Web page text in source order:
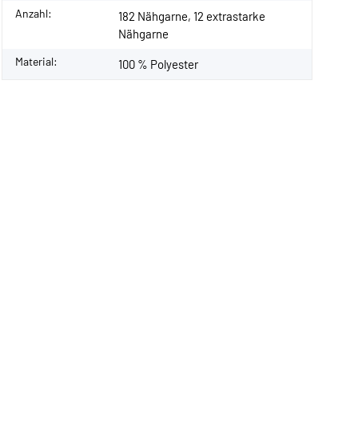
Anzahl:
182 Nähgarne, 12 extrastarke
Nähgarne
Material: 100 % Polyester